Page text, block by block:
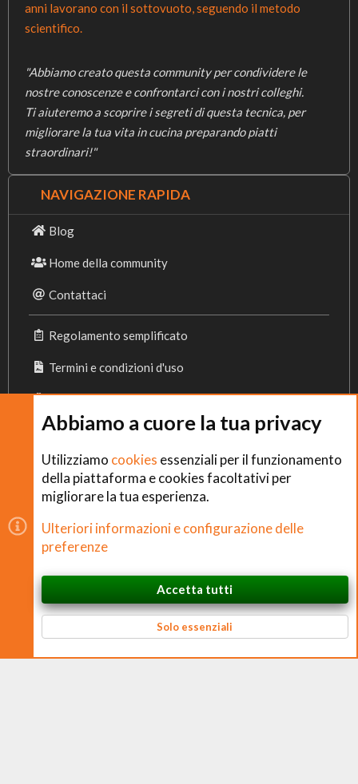
anni lavorano con il sottovuoto, seguendo il metodo
scientifico.
"Abbiamo creato questa community per condividere le
nostre conoscenze e confrontarci con i nostri colleghi.
Ti aiuteremo a scoprire i segreti di questa tecnica, per
migliorare la tua vita in cucina preparando piatti
straordinari!"
NAVIGAZIONE RAPIDA
Blog
Home della community
Contattaci
Regolamento semplificato
Termini e condizioni d'uso
Privacy Policy
Cookies
Copyright © CHEFS.0 Training S.R.L. 2018 − 2026
È vietata la riproduzione non autorizzata di contenuti e
CHEFS.0 Training S.R.L. – Via Ferruccio Ferrari, 2 – 42124 Reggio nell’Emilia
P. IVA 02938170350 – CF e N. Iscrizione Registro Imprese 02938170350 –
REA RE 326384 – Cap. Soc. € 10.000 i.v.
In cima Basso
Abbiamo a cuore la tua privacy
Utilizziamo cookies essenziali per il funzionamento
della piattaforma e cookies facoltativi per
migliorare la tua esperienza.
Ulteriori informazioni e configurazione delle
preferenze
Accetta tutti
Solo essenziali